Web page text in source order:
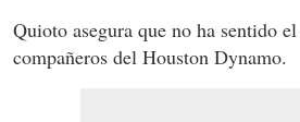
Quioto asegura que no ha sentido
compañeros del Houston Dynamo.